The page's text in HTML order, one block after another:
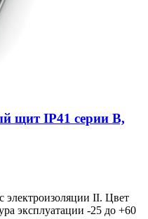
щит IP41 серии B,
электроизоляции II. Цвет
эксплуатации -25 до +60